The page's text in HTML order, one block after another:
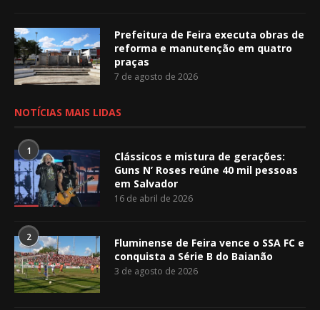
Prefeitura de Feira executa obras de
reforma e manutenção em quatro
praças
7 de agosto de 2026
NOTÍCIAS MAIS LIDAS
1
Clássicos e mistura de gerações:
Guns N’ Roses reúne 40 mil pessoas
em Salvador
16 de abril de 2026
2
Fluminense de Feira vence o SSA FC e
conquista a Série B do Baianão
3 de agosto de 2026